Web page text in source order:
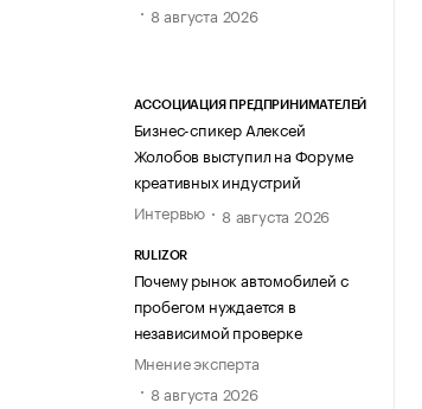
8 августа 2026
АССОЦИАЦИЯ ПРЕДПРИНИМАТЕЛЕЙ
Бизнес-спикер Алексей
Жолобов выступил на Форуме
креативных индустрий
Интервью
8 августа 2026
RULIZOR
Почему рынок автомобилей с
пробегом нуждается в
независимой проверке
Мнение эксперта
8 августа 2026